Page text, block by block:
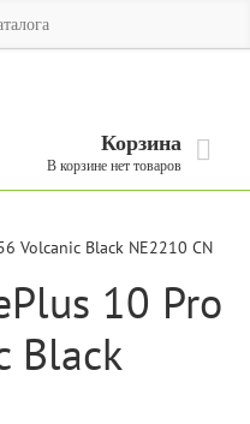
Корзина
В корзине нет товаров
Volcanic Black NE2210 CN
10 Pro
Black